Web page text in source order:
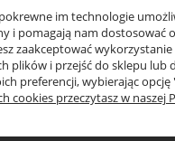
KONTAKT
/ ZWROTY /
im technologie
i pomagają nam dostosować
zaakceptować wykorzystanie
plików i przejść do sklepu lub
preferencji, wybierając
cookies przeczytasz w naszej